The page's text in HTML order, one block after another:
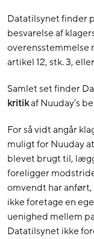
Datatilsynet finder
besvarelse af
overensstemmelse
artikel 12, stk. 3,
Samlet set finder
kritikaf Nuuday’s
For så vidt angår
muligt for Nuuday
blevet brugt til,
foreligger
omvendt har
ikke foretage en
uenighed mellem
Datatilsynet ikke